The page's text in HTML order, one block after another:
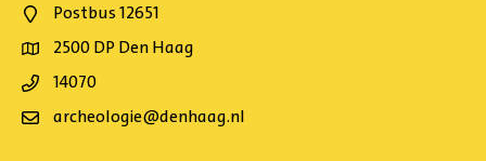
Postbus 12651
2500 DP Den Haag
14070
archeologie@denhaag.nl